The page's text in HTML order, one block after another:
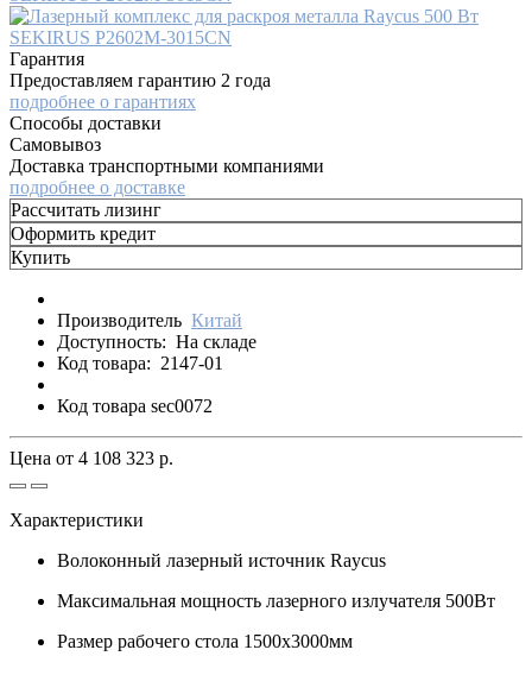
Гарантия
Предоставляем гарантию 2 года
подробнее о гарантиях
Способы доставки
Самовывоз
Доставка транспортными компаниями
подробнее о доставке
Рассчитать лизинг
Оформить кредит
Купить
Производитель Китай
Доступность: На складе
Код товара: 2147-01
Код товара sec0072
Цена от 4 108 323 р.
Характеристики
Волоконный лазерный источник Raycus
Максимальная мощность лазерного излучателя 500Вт
Размер рабочего стола 1500х3000мм